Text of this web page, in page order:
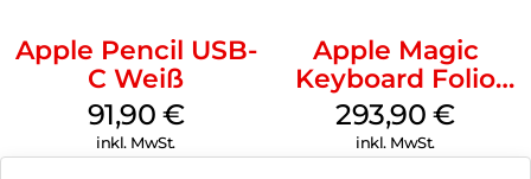
Apple Pencil USB-
C Weiß
91,90 €
inkl. MwSt.
Apple Magic
Keyboard Folio
iPad 10.9″ (10.Gen.)
Weiß
293,90€
inkl. MwSt.